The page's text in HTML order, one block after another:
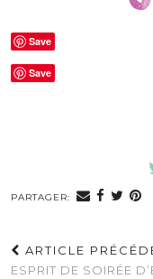
Save
Save
PARTAGER:
ARTICLE
ESPRIT DE SOIRÉE